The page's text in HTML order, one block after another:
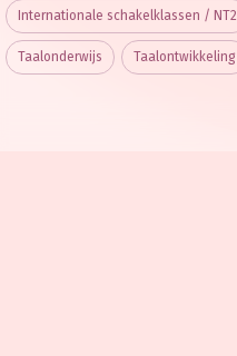
Internationale schakelklassen / NT2
Taalonderwijs Taalontwikkeling